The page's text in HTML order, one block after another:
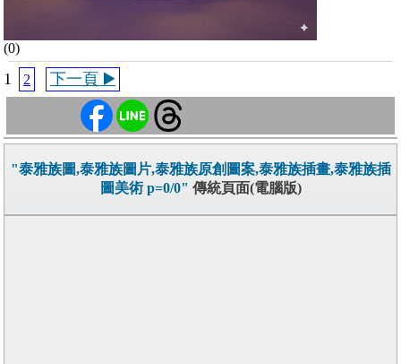
(0)
1 2 下一頁 ▶️
"泰雅族圖,泰雅族圖片,泰雅族原創圖案,泰雅族插畫,泰雅族插
圖美術 p=0/0" 傳統頁面(電腦版)